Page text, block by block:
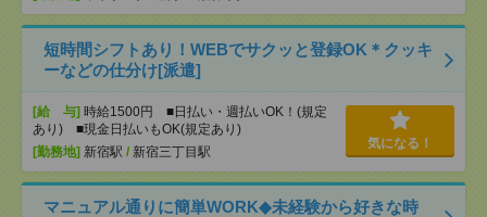
短時間シフトあり！WEBでサクッと登録OK＊クッキ
ーなどの仕分け[派遣]
[給 与] 時給1500円 ■日払い・週払いOK！(規定
あり) ■現金日払いもOK(規定あり)
[勤務地] 新宿駅 / 新宿三丁目駅
気になる！
マニュアル通りに簡単WORK◆未経験から好きな時